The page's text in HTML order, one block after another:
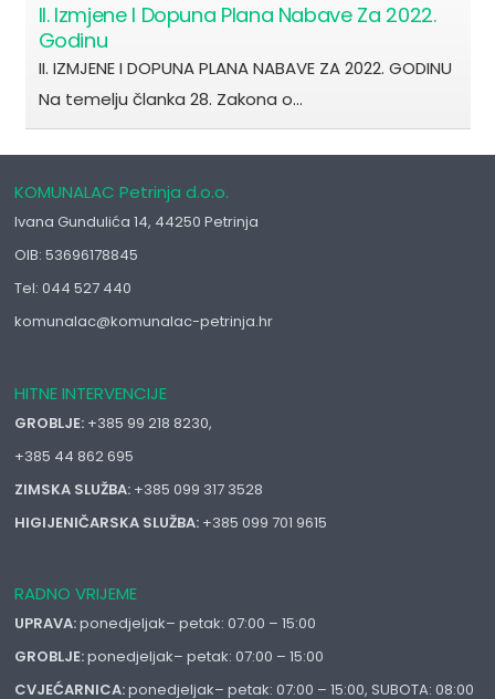
II. Izmjene I Dopuna Plana Nabave Za 2022.
Godinu
II. IZMJENE I DOPUNA PLANA NABAVE ZA 2022. GODINU
Na temelju članka 28. Zakona o…
KOMUNALAC Petrinja d.o.o.
Ivana Gundulića 14, 44250 Petrinja
OIB: 53696178845
Tel: 044 527 440
komunalac@komunalac-petrinja.hr
HITNE INTERVENCIJE
GROBLJE: +385 99 218 8230,
+385 44 862 695
ZIMSKA SLUŽBA: +385 099 317 3528
HIGIJENIČARSKA SLUŽBA: +385 099 701 9615
RADNO VRIJEME
UPRAVA:ponedjeljak– petak: 07:00 – 15:00
GROBLJE:ponedjeljak– petak: 07:00 – 15:00
CVJEĆARNICA:ponedjeljak– petak: 07:00 – 15:00, SUBOTA: 08:00